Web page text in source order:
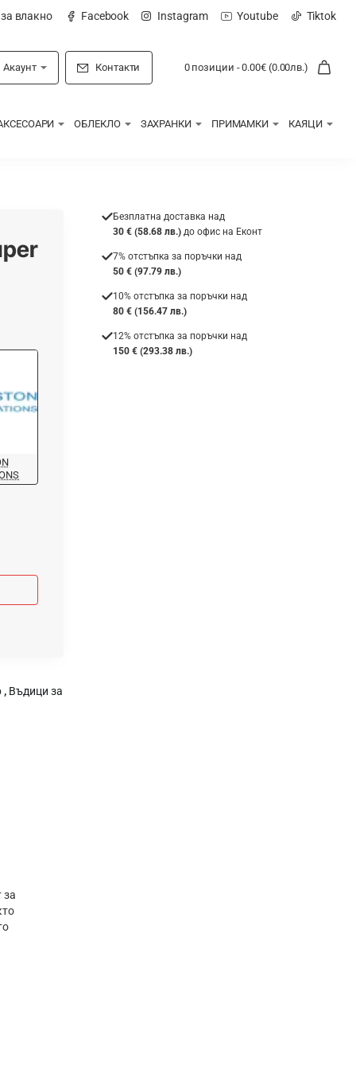
влакно Facebook Instagram Youtube Tiktok
Акаунт Контакти 0 позиции - 0.00€ (0.00лв.)
ОБЛЕКЛО ЗАХРАНКИ ПРИМАМКИ КАЯЦИ
, Въдици за
за
Безплатна доставка над
30 € (58.68 лв.) до офис на Еконт
7% отстъпка за поръчки над
50 € (97.79 лв.)
10% отстъпка за поръчки над
80 € (156.47 лв.)
12% отстъпка за поръчки над
150 € (293.38 лв.)